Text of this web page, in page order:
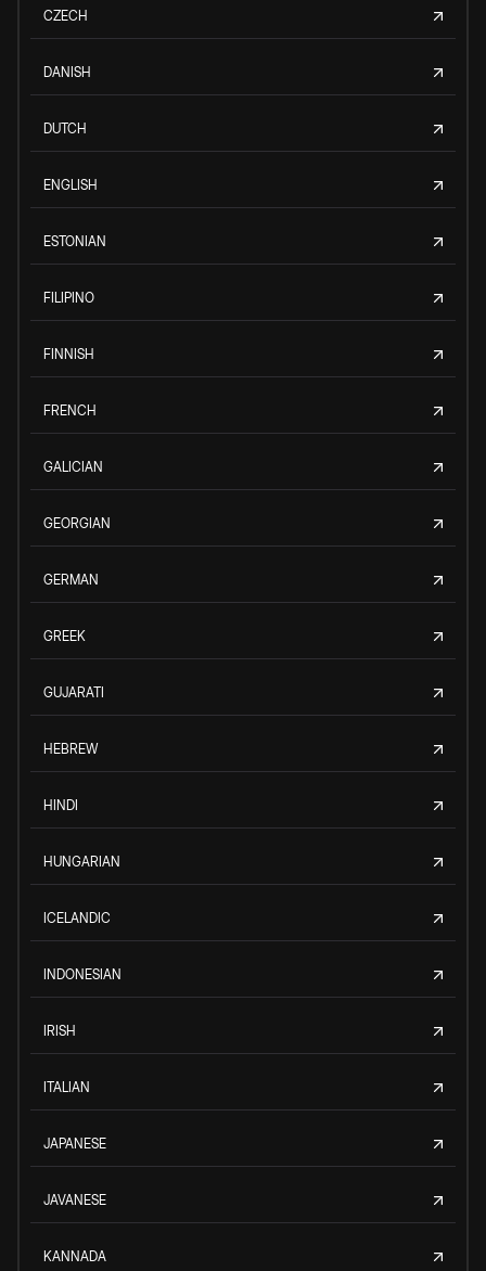
CZECH
DANISH
DUTCH
ENGLISH
ESTONIAN
FILIPINO
FINNISH
FRENCH
GALICIAN
GEORGIAN
GERMAN
GREEK
GUJARATI
HEBREW
HINDI
HUNGARIAN
ICELANDIC
INDONESIAN
IRISH
ITALIAN
JAPANESE
JAVANESE
KANNADA